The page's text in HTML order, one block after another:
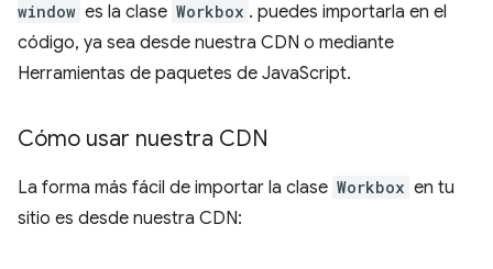
window es la clase Workbox . puedes importarla en el
código, ya sea desde nuestra CDN o mediante
Herramientas de paquetes de JavaScript.
Cómo usar nuestra CDN
La forma más fácil de importar la clase Workbox en tu
sitio es desde nuestra CDN: